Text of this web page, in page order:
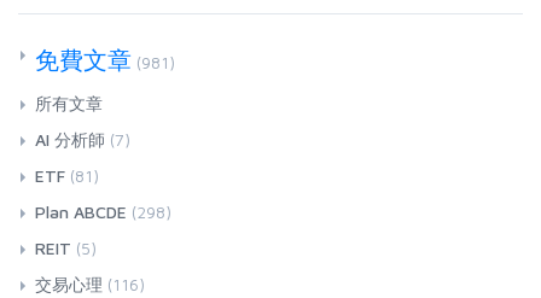
免費文章 (981)
所有文章
AI 分析師 (7)
ETF (81)
Plan ABCDE (298)
REIT (5)
交易心理 (116)